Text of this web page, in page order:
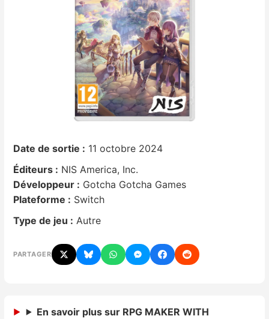
Mises à jour
Chiffres de ventes
Rumeurs
Nintendo Direct
Tests de jeux
Tests d’accessoires
Autres tests
Previews
Date de sortie : 11 octobre 2024
Éditeurs : NIS America, Inc.
Développeur : Gotcha Gotcha Games
Plateforme : Switch
Type de jeu : Autre
PARTAGER
En savoir plus sur RPG MAKER WITH